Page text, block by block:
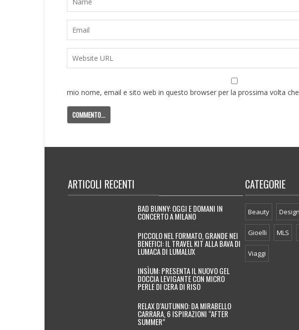
mio nome, email e sito web in questo browser per la prossima volta
ARTICOLI RECENTI
BAD BUNNY: OGGI E DOMANI IN
CONCERTO A MILANO
PICCOLO NEL FORMATO, GRANDE NEI
BENEFICI: IL TRAVEL KIT ALLA BAVA DI
LUMACA DI LUMALUX
INSÌUM: PRESENTA IL NUOVO GEL
DOCCIA LEVIGANTE CON MICRO
PERLE DI CERA DI RISO
RELAX D’AUTUNNO: DA MIRABELLO
CARRARA, 6 ISPIRAZIONI “AFTER
SUMMER”
CATEGORIE
Beauty Design
Gioelli MLS
Viaggi